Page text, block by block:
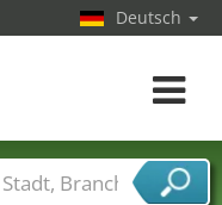
Deutsch
Toggle